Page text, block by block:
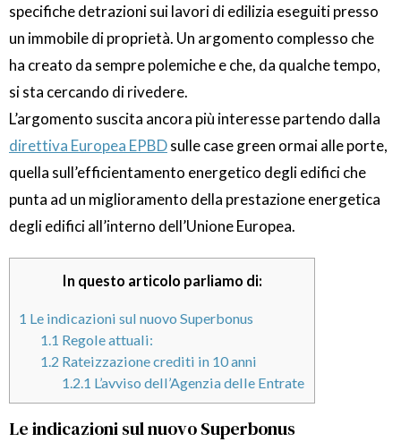
specifiche detrazioni sui lavori di edilizia eseguiti presso
un immobile di proprietà. Un argomento complesso che
ha creato da sempre polemiche e che, da qualche tempo,
si sta cercando di rivedere.
L’argomento suscita ancora più interesse partendo dalla
direttiva Europea EPBDsulle case green ormai alle porte,
quella sull’efficientamento energetico degli edifici che
punta ad un miglioramento della prestazione energetica
degli edifici all’interno dell’Unione Europea.
In questo articolo parliamo di:
1 Le indicazioni sul nuovo Superbonus
1.1 Regole attuali:
1.2 Rateizzazione crediti in 10 anni
1.2.1 L’avviso dell’Agenzia delle Entrate
Le indicazioni sul nuovo Superbonus